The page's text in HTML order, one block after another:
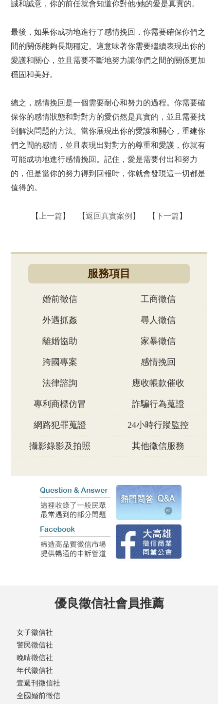
誠和誠意，你的前任就會知道你對他/她的愛是真實的。
最後，如果你成功地進行了感情挽回，你需要確保你們之
間的關係能夠長期穩定。這意味著你需要繼續表現出你的
愛護和關心，並且需要不斷地努力讓你們之間的關係更加
穩固和美好。
總之，感情挽回是一個需要耐心和努力的過程。你需要確
保你的感情狀態和對對方的愛仍然是真實的，並且需要找
到解決問題的方法。當你展現出你的愛護和關心，重建你
們之間的感情，並且表現出對對方的尊重和愛護，你就有
可能成功地進行感情挽回。記住，愛是需要付出和努力
的，但是當你的努力得到回報時，你就會發現這一切都是
值得的。
【 上一篇 】 【返回真實案例 】 【下一篇 】
服務項目
婚前徵信 工商徵信
外遇抓姦 尋人徵信
離婚協助 家暴徵信
跨國專案 感情挽回
法律諮詢 應收帳款催收
專利商標仿冒 詐騙行為蒐證
網路犯罪蒐證 24小時行蹤監控
攝影錄影及拍照 其他徵信服務
優良徵信社會員推薦
女子徵信社
警民徵信社
晚晴徵信社
年代徵信社
壹週刊徵信社
全國婚前徵信